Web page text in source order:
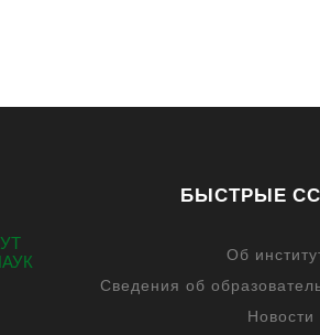
БЫСТРЫЕ
Об
Сведения об
Новости